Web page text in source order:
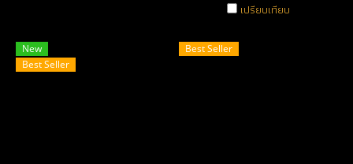
เปรียบเทียบ
New
Best Seller
Best Seller